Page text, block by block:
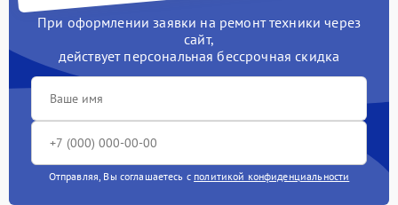
При оформлении заявки на ремонт техники через
сайт,
действует персональная бессрочная скидка
Отправляя, Вы соглашаетесь с политикой конфиденциальности